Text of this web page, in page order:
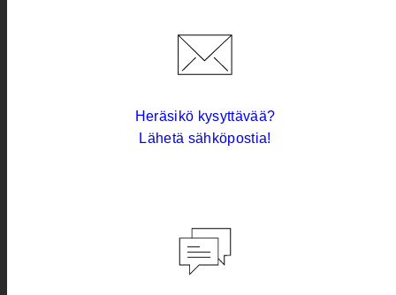
Heräsikö kysyttävää?
Lähetä sähköpostia!